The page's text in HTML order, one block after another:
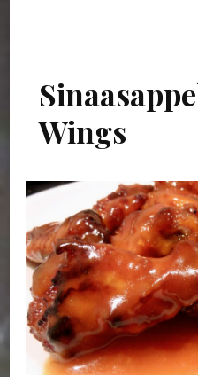
Wings